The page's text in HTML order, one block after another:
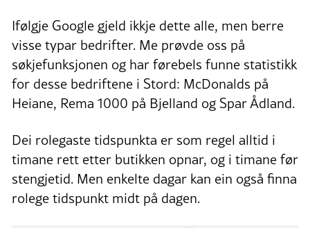
Ifølgje Google gjeld ikkje dette alle, men berre
visse typar bedrifter. Me prøvde oss på
søkjefunksjonen og har førebels funne statistikk
for desse bedriftene i Stord: McDonalds på
Heiane, Rema 1000 på Bjelland og Spar Ådland.
Dei rolegaste tidspunkta er som regel alltid i
timane rett etter butikken opnar, og i timane før
stengjetid. Men enkelte dagar kan ein også finna
rolege tidspunkt midt på dagen.